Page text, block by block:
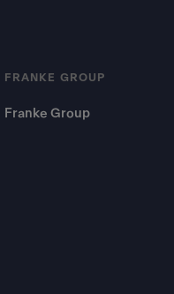
FRANKE GROUP
Franke Group